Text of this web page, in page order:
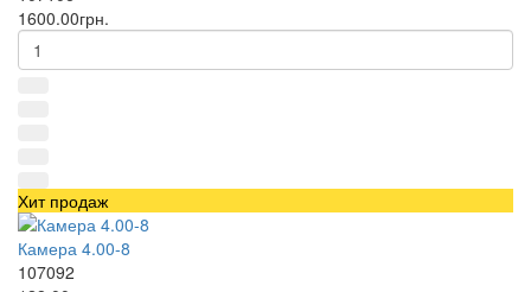
1600.00грн.
Хит продаж
Камера 4.00-8
107092